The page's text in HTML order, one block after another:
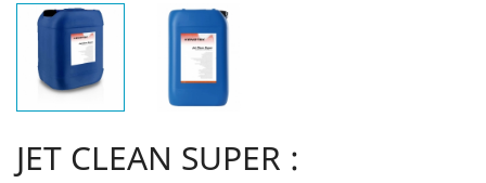
JET CLEAN SUPER :